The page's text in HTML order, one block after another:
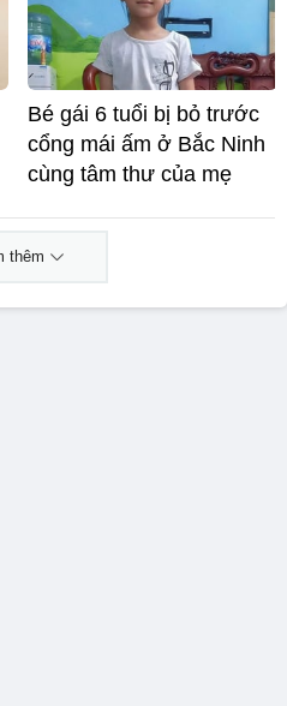
Bé gái 6 tuổi bị bỏ trước
cổng mái ấm ở Bắc Ninh
cùng tâm thư của mẹ
thêm